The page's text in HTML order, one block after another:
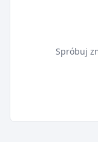
Spróbuj